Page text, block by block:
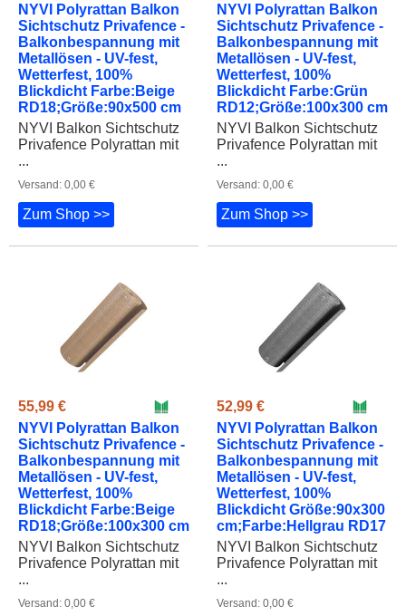
NYVI Polyrattan Balkon
Sichtschutz Privafence -
Balkonbespannung mit
Metallösen - UV-fest,
Wetterfest, 100%
Blickdicht Farbe:Beige
RD18;Größe:90x500 cm
NYVI Balkon Sichtschutz
Privafence Polyrattan mit
...
Versand: 0,00 €
Zum Shop >>
NYVI Polyrattan Balkon
Sichtschutz Privafence -
Balkonbespannung mit
Metallösen - UV-fest,
Wetterfest, 100%
Blickdicht Farbe:Grün
RD12;Größe:100x300 cm
NYVI Balkon Sichtschutz
Privafence Polyrattan mit
...
Versand: 0,00 €
Zum Shop >>
55,99 €
NYVI Polyrattan Balkon
Sichtschutz Privafence -
Balkonbespannung mit
Metallösen - UV-fest,
Wetterfest, 100%
Blickdicht Farbe:Beige
RD18;Größe:100x300 cm
NYVI Balkon Sichtschutz
Privafence Polyrattan mit
...
Versand: 0,00 €
52,99 €
NYVI Polyrattan Balkon
Sichtschutz Privafence -
Balkonbespannung mit
Metallösen - UV-fest,
Wetterfest, 100%
Blickdicht Größe:90x300
cm;Farbe:Hellgrau RD17
NYVI Balkon Sichtschutz
Privafence Polyrattan mit
...
Versand: 0,00 €